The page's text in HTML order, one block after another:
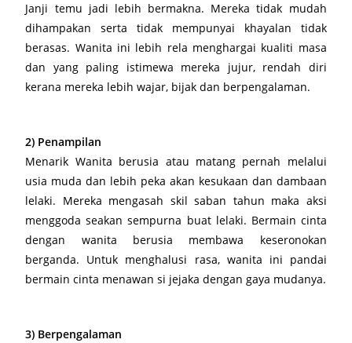
Janji temu jadi lebih bermakna. Mereka tidak mudah
dihampakan serta tidak mempunyai khayalan tidak
berasas. Wanita ini lebih rela menghargai kualiti masa
dan yang paling istimewa mereka jujur, rendah diri
kerana mereka lebih wajar, bijak dan berpengalaman.
2) Penampilan
Menarik Wanita berusia atau matang pernah melalui
usia muda dan lebih peka akan kesukaan dan dambaan
lelaki. Mereka mengasah skil saban tahun maka aksi
menggoda seakan sempurna buat lelaki. Bermain cinta
dengan wanita berusia membawa keseronokan
berganda. Untuk menghalusi rasa, wanita ini pandai
bermain cinta menawan si jejaka dengan gaya mudanya.
3) Berpengalaman